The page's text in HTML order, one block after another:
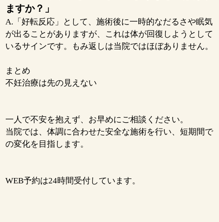
ますか？」
A.「好転反応」として、施術後に一時的なだるさや眠気
が出ることがありますが、これは体が回復しようとして
いるサインです。もみ返しは当院ではほぼありません。
まとめ
不妊治療は先の見えない
一人で不安を抱えず、お早めにご相談ください。
当院では、体調に合わせた安全な施術を行い、短期間で
の変化を目指します。
WEB予約は24時間受付しています。